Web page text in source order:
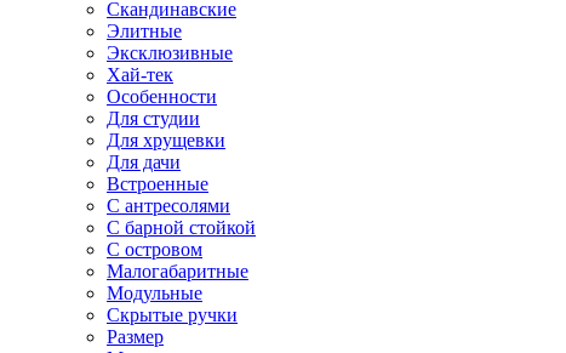
Скандинавские
Элитные
Эксклюзивные
Хай-тек
Особенности
Для студии
Для хрущевки
Для дачи
Встроенные
С антресолями
С барной стойкой
С островом
Малогабаритные
Модульные
Скрытые ручки
Размер